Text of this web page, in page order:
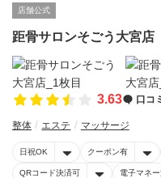
店舗公式
距骨サロンそごう大宮店
3.63 口コ
整体 エステ マッサージ
日祝OK クーポン有
QRコード決済可 電子マネ